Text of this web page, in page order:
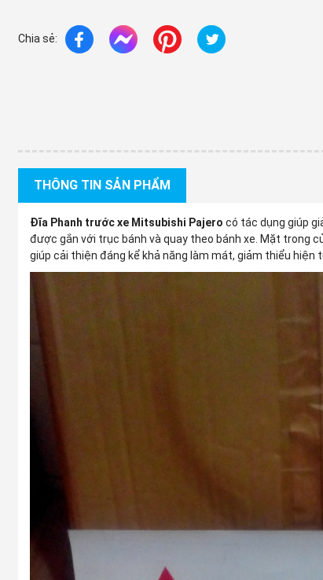
Chia sẻ:
THÔNG TIN SẢN PHẨM
Đĩa Phanh trước xe Mitsubishi Pajero có tác dụng giúp
được gắn với trục bánh và quay theo bánh xe. Mặt trong
giúp cải thiện đáng kể khả năng làm mát, giảm thiểu hiện